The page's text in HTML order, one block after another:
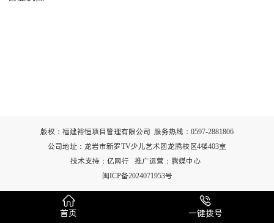
版权：福建裕恒项目管理有限公司 服务热线：0597-2881806
公司地址：龙岩市新罗TV少儿艺术团龙腾校区4楼403室
技术支持： 亿网行 推广运营：腾媒中心
闽ICP备2024071953号

首页

一键拨号